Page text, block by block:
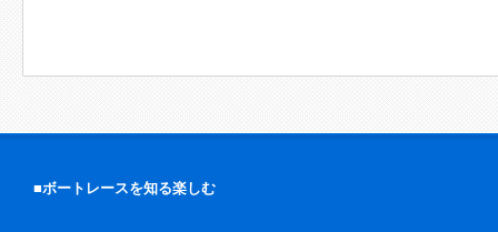
■ボートレースを知る楽しむ